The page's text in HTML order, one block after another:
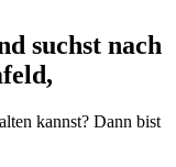
suchst nach
kannst? Dann bist